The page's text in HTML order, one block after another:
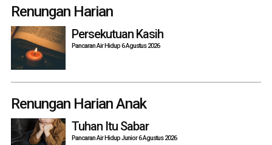
navigation
Renungan Harian
Persekutuan Kasih
Pancaran Air Hidup 6 Agustus 2026
Renungan Harian Anak
Tuhan Itu Sabar
Pancaran Air Hidup Junior 6 Agustus 2026